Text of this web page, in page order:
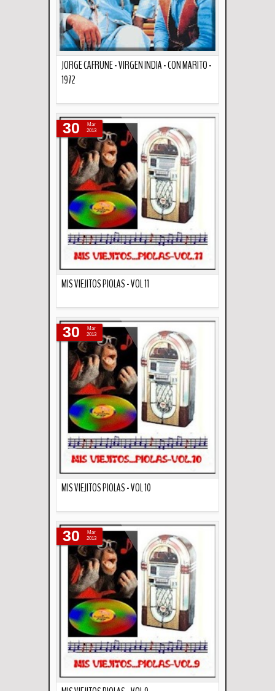
JORGE CAFRUNE - VIRGEN INDIA - CON MARITO -
1972
MIS VIEJITOS PIOLAS - VOL 11
30
Mar
2013
MIS VIEJITOS PIOLAS - VOL 10
30
Mar
2013
30
Mar
2013